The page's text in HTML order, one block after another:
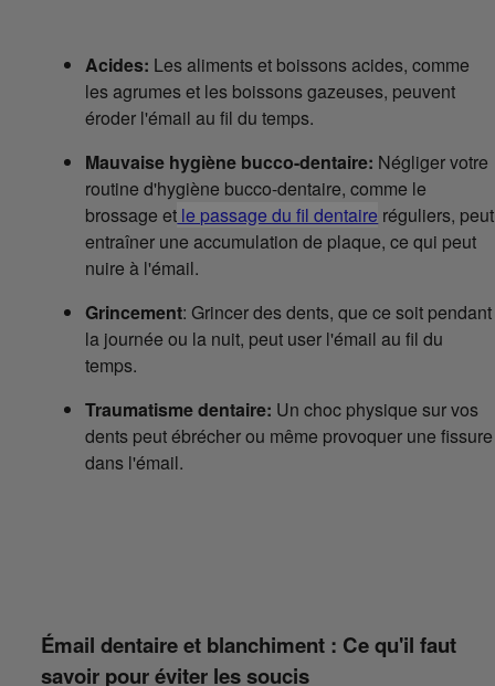
Acides: Les aliments et boissons acides, comme
les agrumes et les boissons gazeuses, peuvent
éroder l'émail au fil du temps.
Mauvaise hygiène bucco-dentaire: Négliger votre
routine d'hygiène bucco-dentaire, comme le
brossage et le passage du fil dentaire réguliers, peut
entraîner une accumulation de plaque, ce qui peut
nuire à l'émail.
Grincement: Grincer des dents, que ce soit pendant
la journée ou la nuit, peut user l'émail au fil du
temps.
Traumatisme dentaire: Un choc physique sur vos
dents peut ébrécher ou même provoquer une fissure
dans l'émail.
Émail dentaire et blanchiment : Ce qu'il faut
savoir pour éviter les soucis